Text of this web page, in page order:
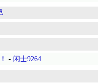
- 闲士9264